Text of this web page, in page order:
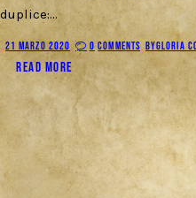
duplice:…
21 MARZO 2020 0 COMMENTS BYGLORIA
READ MORE